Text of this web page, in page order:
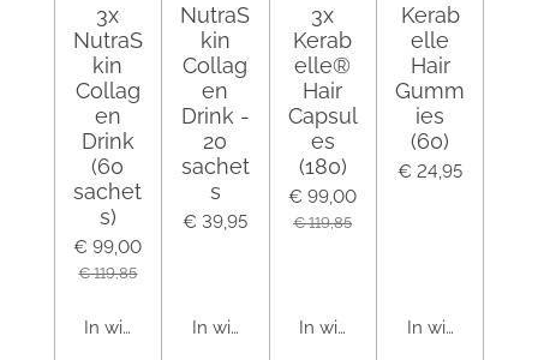
3x
NutraS
kin
Collag
en
Drink
(60
sachet
s)
€ 99,00
€ 119,85
In winkelwagen
NutraS
kin
Collag
en
Drink -
20
sachet
s
€ 39,95
In winkelwagen
3x
Kerab
elle®
Hair
Capsul
es
(180)
€ 99,00
€ 119,85
In winkelwagen
Kerab
elle
Hair
Gumm
ies
(60)
€ 24,95
In winkelwagen